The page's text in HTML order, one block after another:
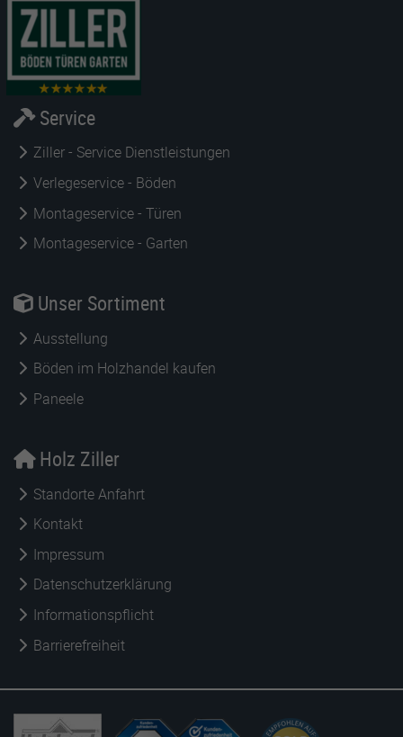
Service
Ziller - Service Dienstleistungen
Verlegeservice - Böden
Montageservice - Türen
Montageservice - Garten
Unser Sortiment
Ausstellung
Böden im Holzhandel kaufen
Paneele
Holz Ziller
Standorte Anfahrt
Kontakt
Impressum
Datenschutzerklärung
Informationspflicht
Barrierefreiheit